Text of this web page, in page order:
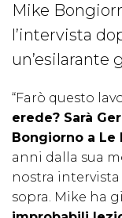
Mike
l’intervista
un’esilarante
“Farò questo
erede? Sarà
Bongiorno a Le
anni dalla sua
nostra
sopra. Mike ha